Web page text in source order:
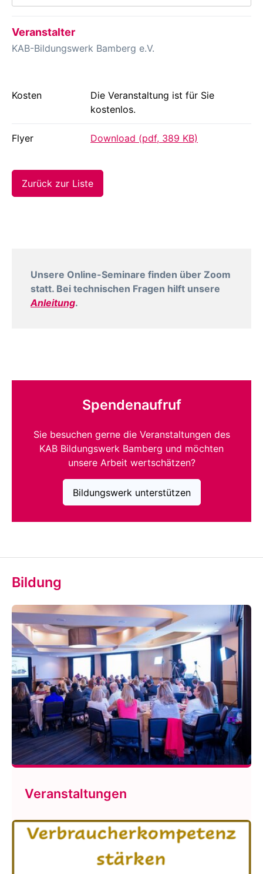
Veranstalter
KAB-Bildungswerk Bamberg e.V.
Kosten
Die Veranstaltung ist für Sie
kostenlos.
Flyer Download (pdf, 389 KB)
Zurück zur Liste
Unsere Online-Seminare finden über Zoom
statt. Bei technischen Fragen hilft unsere
Anleitung.
Spendenaufruf
Sie besuchen gerne die Veranstaltungen des
KAB Bildungswerk Bamberg und möchten
unsere Arbeit wertschätzen?
Bildungswerk unterstützen
Bildung
Veranstaltungen